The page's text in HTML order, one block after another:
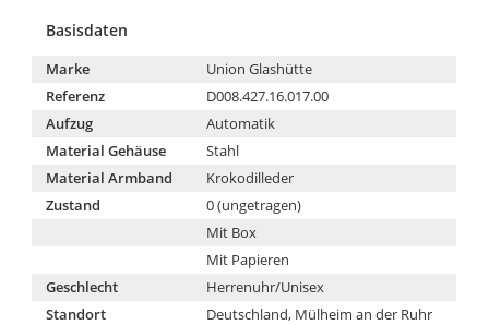
Basisdaten
Marke
Union Glashütte
Referenz
D008.427.16.017.00
Aufzug
Automatik
Material Gehäuse
Stahl
Material Armband
Krokodilleder
Zustand
0 (ungetragen)
Mit Box
Mit Papieren
Geschlecht
Herrenuhr/Unisex
Standort
Deutschland, Mülheim an der Ruhr